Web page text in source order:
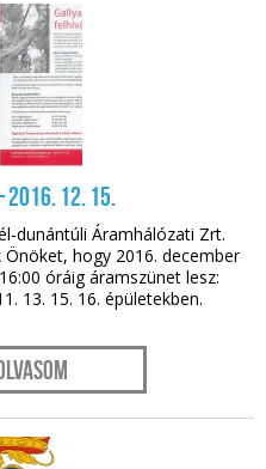
12. 15.
dunántúli Áramhálózati Zrt.
hogy 2016. december
óráig áramszünet lesz:
13. 15. 16. épületekben.